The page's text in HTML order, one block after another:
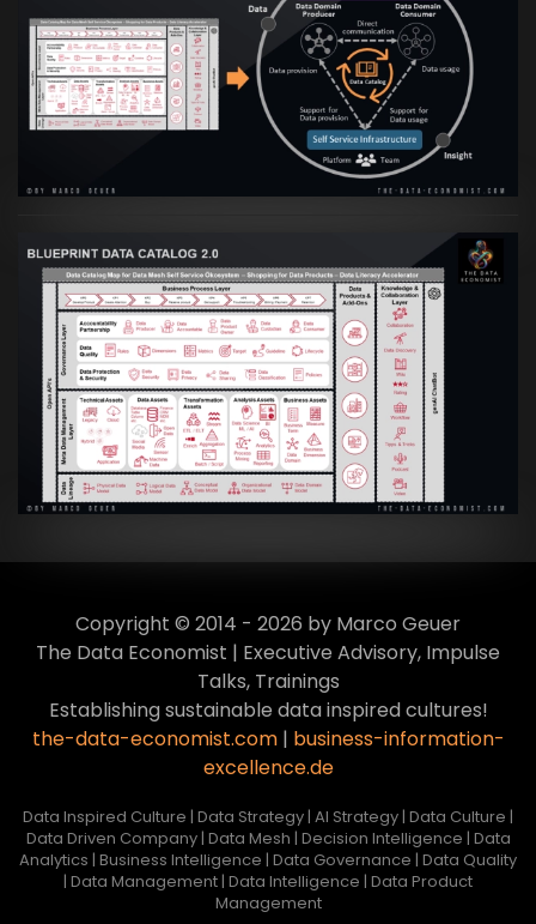
Artikel:Data Mesh Ökosysteme: Die
Transformation zur Data Inspired Human
Culture
VIEW
Artikel:Data Mesh Ökosysteme: Die
Transformation zur Data Inspired Human
Culture
VIEW
Copyright © 2014 - 2026 by Marco Geuer
The Data Economist | Executive Advisory, Impulse
Talks, Trainings
Establishing sustainable data inspired cultures!
the-data-economist.com| business-information-
excellence.de
Data Inspired Culture | Data Strategy | AI Strategy | Data Culture |
Data Driven Company | Data Mesh | Decision Intelligence | Data
Analytics | Business Intelligence | Data Governance | Data Quality
| Data Management | Data Intelligence | Data Product
Management